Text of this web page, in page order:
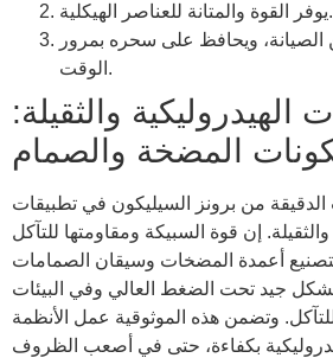
يوفر القوة والمتانة للعناصر الهيكلية.
الصيانة، ويحافظ على سحره بمرور
الوقت.
الهيدروليكية والثقيلة:
المضخة والصمام
من برونز السيليكون في تطبيقات
والثقيلة. إن قوة السبيكة ومقاومتها للتآكل
أعمدة المضخات وسيقان الصمامات
بشكل جيد تحت الضغط العالي وفي البيئات
وتضمن هذه الموثوقية عمل الأنظمة